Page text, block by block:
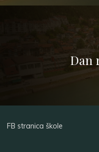
Dan
FB stranica škole